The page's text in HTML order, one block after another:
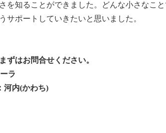
を知ることができました。どんな小さなこ
サポートしていきたいと思いました。
ずはお問合せください。
ラ
河内(かわち)